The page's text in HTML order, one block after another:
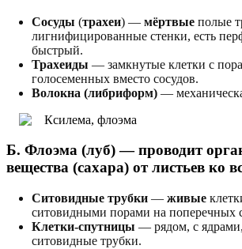
Сосуды (трахеи) — мёртвые полые
лигнифицированные стенки, есть
быстрый.
Трахеиды — замкнутые клетки с
голосеменных вместо сосудов.
Волокна (либриформ) —
Б. Флоэма (луб)— проводит
вещества (сахара) от листьев ко
Ситовидные трубки — живые
ситовидными порами на поперечных
Клетки-спутницы — рядом, с
ситовидные трубки.